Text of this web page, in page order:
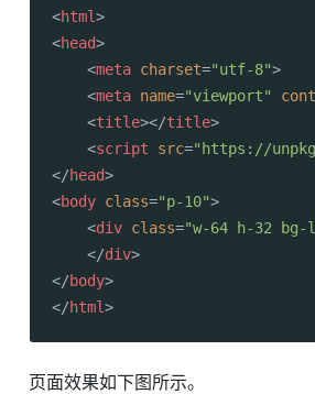
<html>
<head>
<meta charset="utf-8">
<meta name="viewport"
<title></title>
<script src="https://
</head>
<body class="p-10">
<div class="w-64 h-32
</div>
</body>
</html>
页面效果如下图所示。